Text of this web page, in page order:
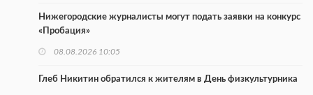
Нижегородские журналисты могут подать заявки на конкурс
«Пробация»
08.08.2026 10:05
Глеб Никитин обратился к жителям в День физкультурника